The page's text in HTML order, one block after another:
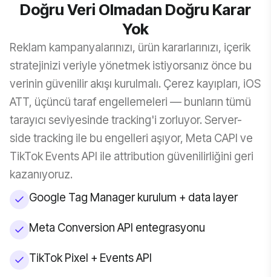
Doğru Veri Olmadan Doğru Karar
Yok
Reklam kampanyalarınızı, ürün kararlarınızı, içerik
stratejinizi veriyle yönetmek istiyorsanız önce bu
verinin güvenilir akışı kurulmalı. Çerez kayıpları, iOS
ATT, üçüncü taraf engellemeleri — bunların tümü
tarayıcı seviyesinde tracking'i zorluyor. Server-
side tracking ile bu engelleri aşıyor, Meta CAPI ve
TikTok Events API ile attribution güvenilirliğini geri
kazanıyoruz.
Google Tag Manager kurulum + data layer
Meta Conversion API entegrasyonu
TikTok Pixel + Events API